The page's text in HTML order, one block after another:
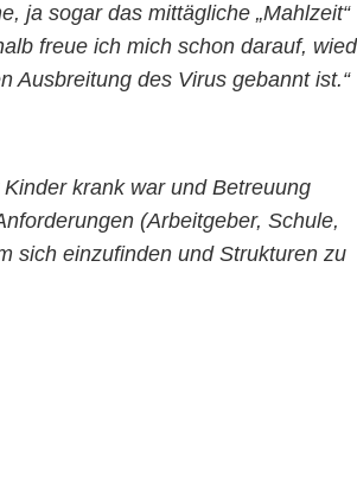
ja sogar das mittägliche „Mahlzeit“
freue ich mich schon darauf,
Ausbreitung des Virus gebannt ist.“
krank war und Betreuung
(Arbeitgeber, Schule,
sich einzufinden und Strukturen zu